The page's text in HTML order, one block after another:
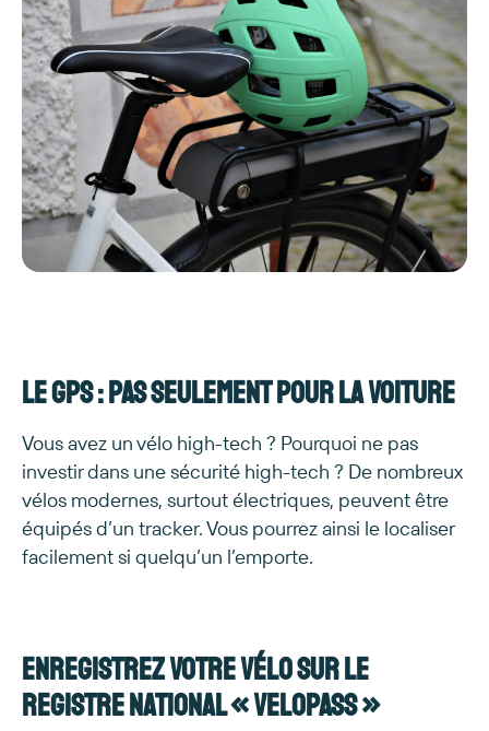
Le GPS : pas seulement pour la voiture
Vous avez un vélo high-tech ? Pourquoi ne pas
investir dans une sécurité high-tech ? De nombreux
vélos modernes, surtout électriques, peuvent être
équipés d’un tracker. Vous pourrez ainsi le localiser
facilement si quelqu’un l’emporte.
Enregistrez votre vélo sur le
registre national « Velopass »